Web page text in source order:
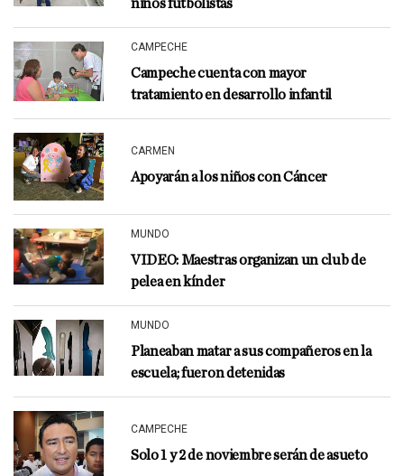
niños futbolistas
CAMPECHE
Campeche cuenta con mayor
tratamiento en desarrollo infantil
CARMEN
Apoyarán a los niños con Cáncer
MUNDO
VIDEO: Maestras organizan un club de
pelea en kínder
MUNDO
Planeaban matar a sus compañeros en la
escuela; fueron detenidas
CAMPECHE
Solo 1 y 2 de noviembre serán de asueto